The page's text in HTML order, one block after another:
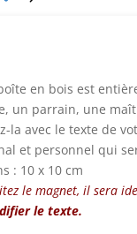
en bois est
un parrain, une
la avec le texte de
et personnel qui
: 10 x 10 cm
le magnet, il sera
le texte.